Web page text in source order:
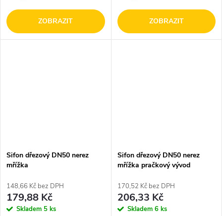
ZOBRAZIT ZOBRAZIT
Sifon dřezový DN50 nerez
mřížka
148,66 Kč bez DPH
179,88 Kč
Skladem 5 ks
Sifon dřezový DN50 nerez
mřížka pračkový vývod
170,52 Kč bez DPH
206,33 Kč
Skladem 6 ks